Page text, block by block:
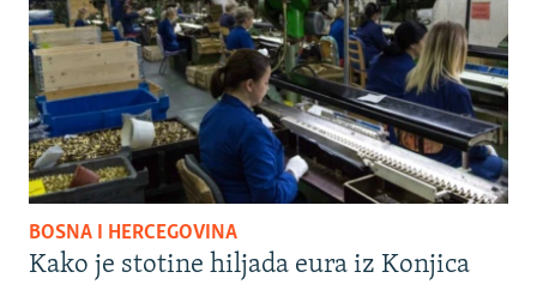
BOSNA I HERCEGOVINA
Kako je stotine hiljada eura iz Konjica